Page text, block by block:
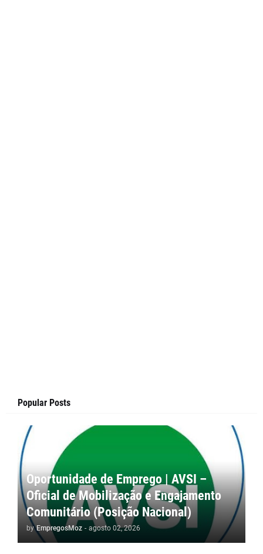
Popular Posts
Oportunidade de Emprego | AVSI –
Oficial de Mobilização e Engajamento
Comunitário (Posição Nacional)
by EmpregosMoz - agosto 02, 2026